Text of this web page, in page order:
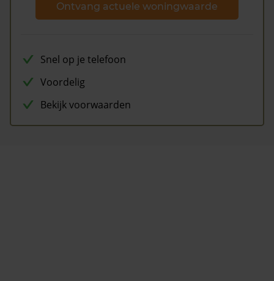
Ontvang actuele woningwaarde
Snel op je telefoon
Voordelig
Bekijk voorwaarden